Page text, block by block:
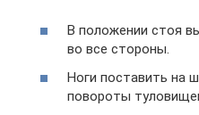
В положении стоя
во все стороны.
Ноги поставить на
повороты